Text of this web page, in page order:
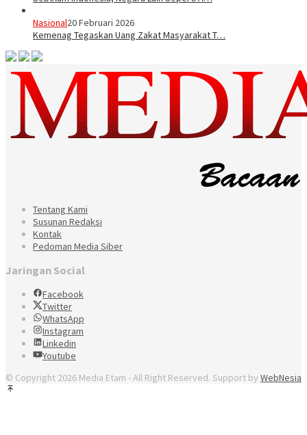
Nasional20 Februari 2026
Kemenag Tegaskan Uang Zakat Masyarakat T…
Tentang Kami
Susunan Redaksi
Kontak
Pedoman Media Siber
Jaringan Social
Facebook
Twitter
WhatsApp
Instagram
Linkedin
Youtube
© Copyright 2026 Media Etam - All Right Reserved. Support by WebNesia